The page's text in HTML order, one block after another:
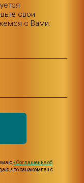
свои
с Вами.
«Соглашение об
что ознакомлен с